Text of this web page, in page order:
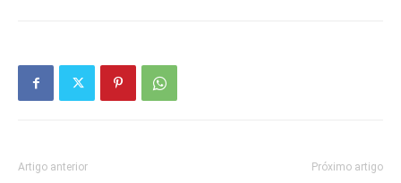
Artigo anterior Próximo artigo